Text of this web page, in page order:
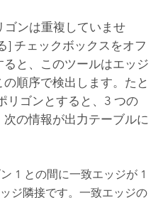
ゴンは重複していませ
] チェックボックスをオフ
と、このツールはエッジ
順序で検出します。たと
リゴンとすると、3 つの
の情報が出力テーブルに
1 との間に一致エッジが 1
ジ隣接です。一致エッジの